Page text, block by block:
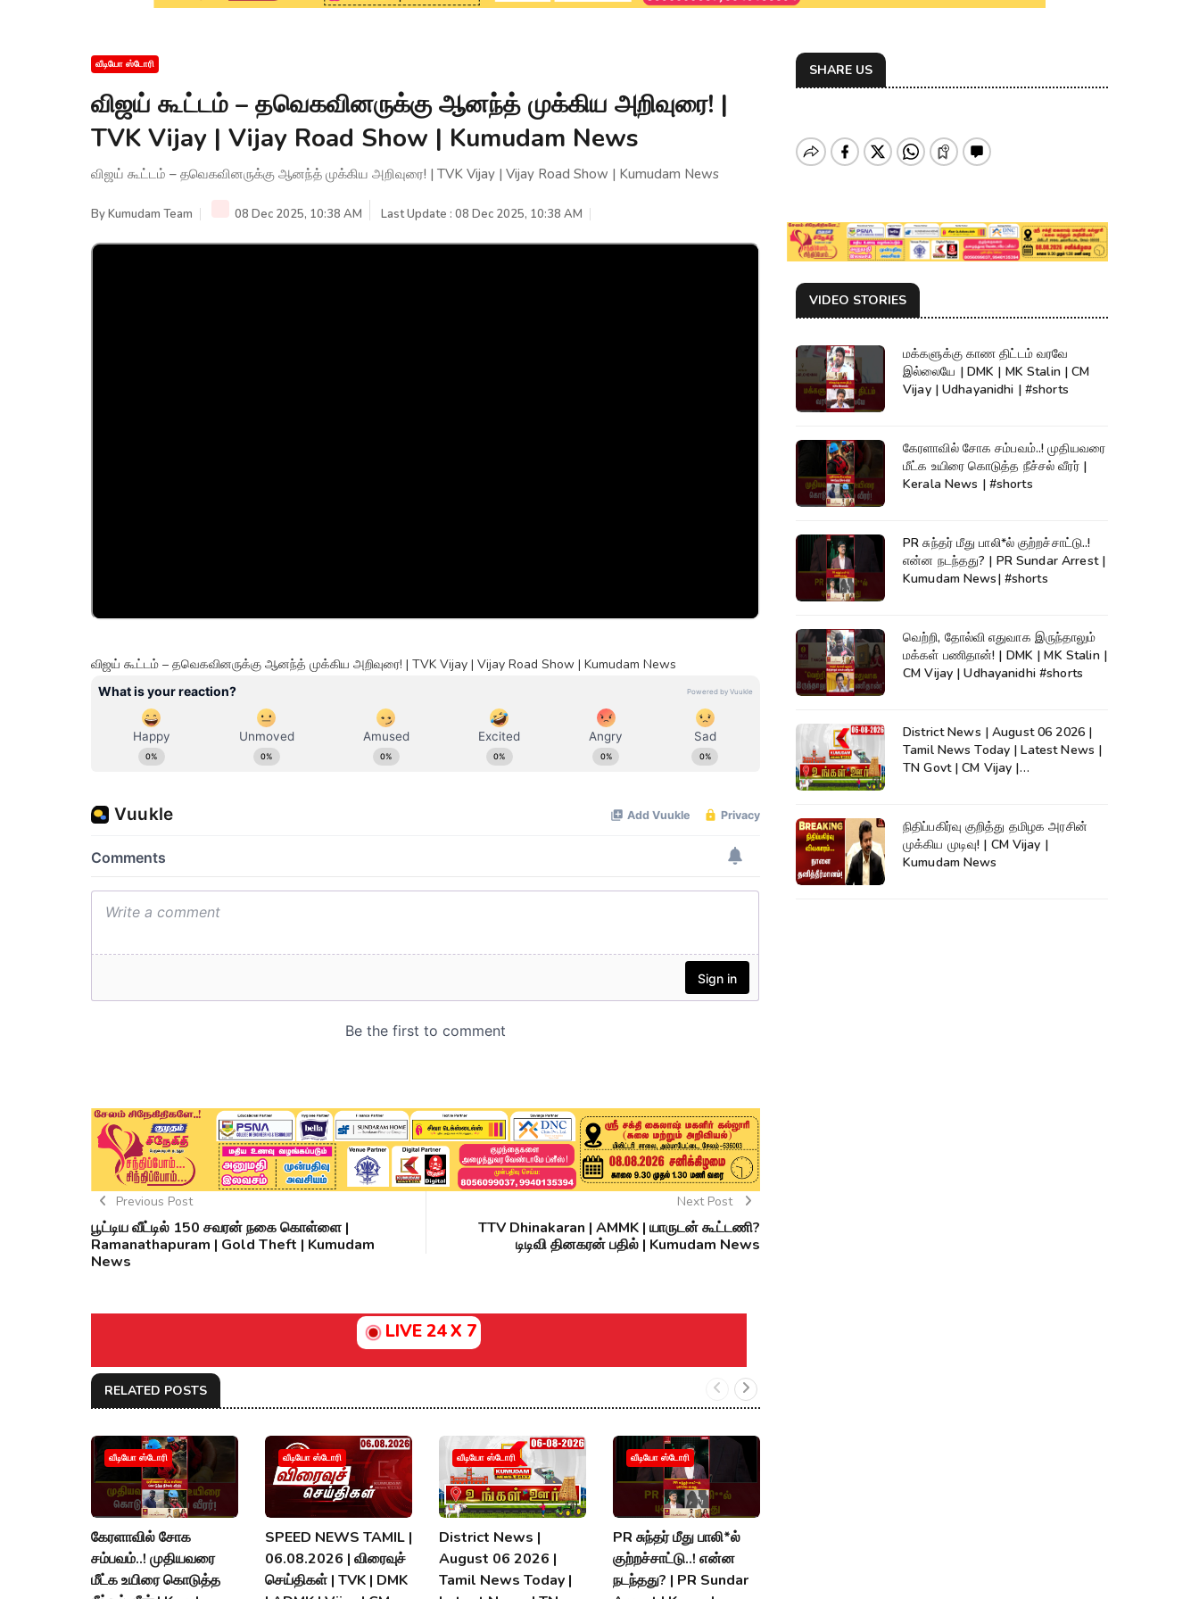
வீடியோ ஸ்டோரி
விஜய் கூட்டம் – தவெகவினருக்கு ஆனந்த் முக்கிய அறிவுரை! |
TVK Vijay | Vijay Road Show | Kumudam News
விஜய் கூட்டம் – தவெகவினருக்கு ஆனந்த் முக்கிய அறிவுரை! | TVK Vijay | Vijay Road Show | Kumudam News
ByKumudam Team 08 Dec 2025, 10:38 AM Last Update : 08 Dec 2025, 10:38 AM
விஜய் கூட்டம் – தவெகவினருக்கு ஆனந்த் முக்கிய அறிவுரை! | TVK Vijay | Vijay Road Show | Kumudam News
Previous Post
பூட்டிய வீட்டில் 150 சவரன் நகை கொள்ளை |
Ramanathapuram | Gold Theft | Kumudam
News
Next Post
TTV Dhinakaran | AMMK | யாருடன் கூட்டணி?
டிடிவி தினகரன் பதில் | Kumudam News
LIVE 24 X 7
RELATED POSTS
வீடியோ ஸ்டோரி
கேரளாவில் சோக
சம்பவம்..! முதியவரை
மீட்க உயிரை கொடுத்த
வீடியோ ஸ்டோரி
SPEED NEWS TAMIL |
06.08.2026 | விரைவுச்
செய்திகள் | TVK | DMK
வீடியோ ஸ்டோரி
District News |
August 06 2026 |
Tamil News Today |
வீடியோ ஸ்டோரி
PR சுந்தர் மீது பாலி*ல்
குற்றச்சாட்டு..! என்ன
நடந்தது? | PR Sundar
SHARE US
VIDEO STORIES
மக்களுக்கு காண திட்டம் வரவே
இல்லையே | DMK | MK Stalin | CM
Vijay | Udhayanidhi | #shorts
கேரளாவில் சோக சம்பவம்..! முதியவரை
மீட்க உயிரை கொடுத்த நீச்சல் வீரர் |
Kerala News | #shorts
PR சுந்தர் மீது பாலி*ல் குற்றச்சாட்டு..!
என்ன நடந்தது? | PR Sundar Arrest |
Kumudam News| #shorts
வெற்றி, தோல்வி எதுவாக இருந்தாலும்
மக்கள் பணிதான்! | DMK | MK Stalin |
CM Vijay | Udhayanidhi #shorts
District News | August 06 2026 |
Tamil News Today | Latest News |
TN Govt | CM Vijay |
நிதிப்பகிர்வு குறித்து தமிழக அரசின்
முக்கிய முடிவு! | CM Vijay |
Kumudam News